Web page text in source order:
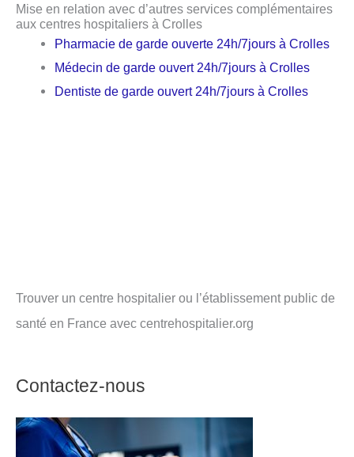
Mise en relation avec d’autres services complémentaires
aux centres hospitaliers à Crolles
Pharmacie de garde ouverte 24h/7jours à Crolles
Médecin de garde ouvert 24h/7jours à Crolles
Dentiste de garde ouvert 24h/7jours à Crolles
Trouver un centre hospitalier ou l’établissement public de
santé en France avec centrehospitalier.org
Contactez-nous